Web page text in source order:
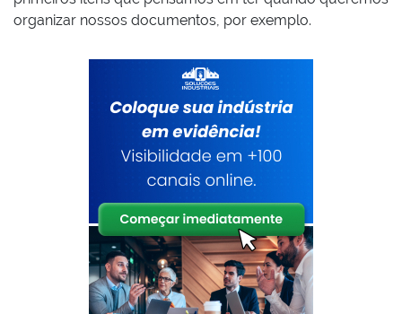
organizar nossos documentos, por exemplo.